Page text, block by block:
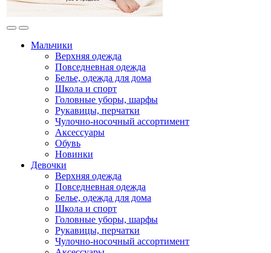
Мальчики
Верхняя одежда
Повседневная одежда
Белье, одежда для дома
Школа и спорт
Головные уборы, шарфы
Рукавицы, перчатки
Чулочно-носочный ассортимент
Аксессуары
Обувь
Новинки
Девочки
Верхняя одежда
Повседневная одежда
Белье, одежда для дома
Школа и спорт
Головные уборы, шарфы
Рукавицы, перчатки
Чулочно-носочный ассортимент